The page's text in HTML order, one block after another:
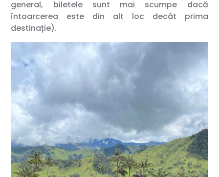
general, biletele sunt mai scumpe dacă
întoarcerea este din alt loc decât prima
destinație).